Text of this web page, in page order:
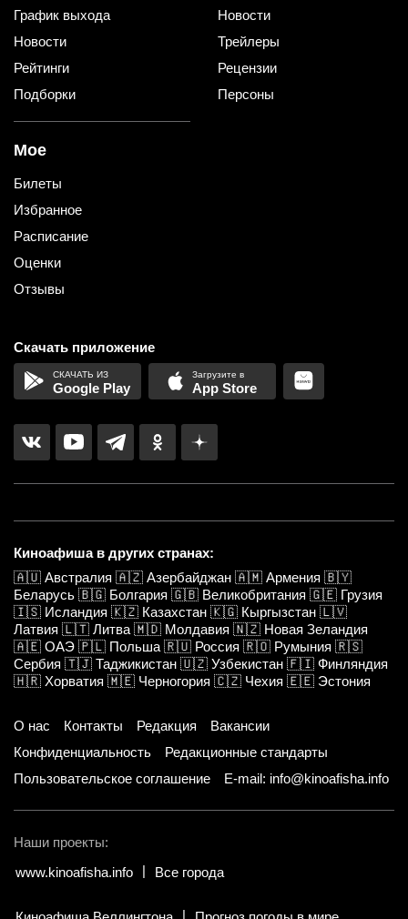
График выхода
Новости
Рейтинги
Подборки
Новости
Трейлеры
Рецензии
Персоны
Мое
Билеты
Избранное
Расписание
Оценки
Отзывы
Скачать приложение
Google Play App Store
Киноафиша в других странах:
🇦🇺 Австралия 🇦🇿 Азербайджан 🇦🇲 Армения 🇧🇾
Беларусь 🇧🇬 Болгария 🇬🇧 Великобритания 🇬🇪 Грузия
🇮🇸 Исландия 🇰🇿 Казахстан 🇰🇬 Кыргызстан 🇱🇻
Латвия 🇱🇹 Литва 🇲🇩 Молдавия 🇳🇿 Новая Зеландия
🇦🇪 ОАЭ 🇵🇱 Польша 🇷🇺 Россия 🇷🇴 Румыния 🇷🇸
Сербия 🇹🇯 Таджикистан 🇺🇿 Узбекистан 🇫🇮 Финляндия
🇭🇷 Хорватия 🇲🇪 Черногория 🇨🇿 Чехия 🇪🇪 Эстония
О нас Контакты Редакция
Вакансии
Конфиденциальность
Редакционные стандарты
Пользовательское соглашение
E-mail: info@kinoafisha.info
Наши проекты:
www.kinoafisha.info
Все города